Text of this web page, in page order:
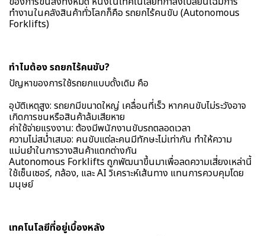
ทำงานในคลังสินค้าทั่วโลกก็คือ รถยกไร้คนขับ (Autonomous
Forklifts)
ทำไมต้อง รถยกไร้คนขับ?
ปัญหาของการใช้รถยกแบบดั้งเดิม คือ
อุบัติเหตุสูง: รถยกมีขนาดใหญ่ เคลื่อนที่เร็ว หากคนขับไม่ระวังอาจ
เกิดการชนหรือสินค้าล้มเสียหาย
ค่าใช้จ่ายแรงงาน: ต้องมีพนักงานขับรถตลอดเวลา
ความไม่สม่ำเสมอ: คนขับแต่ละคนมีทักษะไม่เท่ากัน ทำให้ความ
แม่นยำในการวางสินค้าแตกต่างกัน
Autonomous Forklifts ถูกพัฒนาขึ้นมาเพื่อลดความเสี่ยงเหล่านี้
ใช้เซ็นเซอร์, กล้อง, และ AI วิเคราะห์เส้นทาง แทนการควบคุมโดย
มนุษย์
เทคโนโลยีที่อยู่เบื้องหลัง